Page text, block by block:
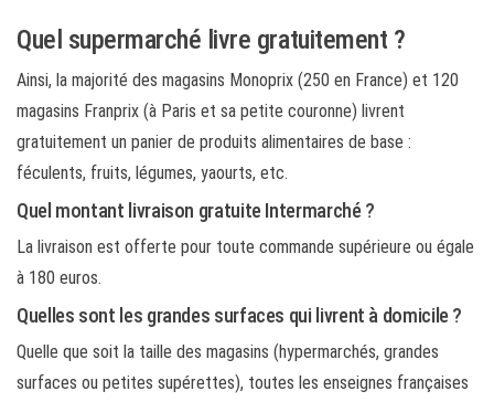
Quel supermarché livre gratuitement ?
Ainsi, la majorité des magasins Monoprix (250 en France) et 120
magasins Franprix (à Paris et sa petite couronne) livrent
gratuitement un panier de produits alimentaires de base :
féculents, fruits, légumes, yaourts, etc.
Quel montant livraison gratuite Intermarché ?
La livraison est offerte pour toute commande supérieure ou égale
à 180 euros.
Quelles sont les grandes surfaces qui livrent à domicile ?
Quelle que soit la taille des magasins (hypermarchés, grandes
surfaces ou petites supérettes), toutes les enseignes françaises